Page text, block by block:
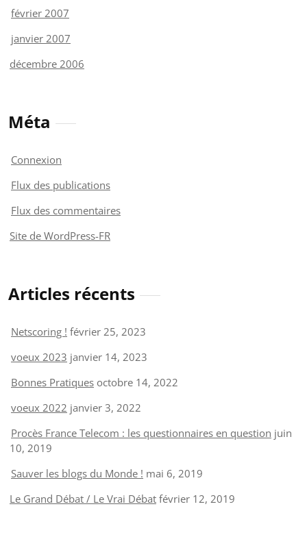
février 2007
janvier 2007
décembre 2006
Méta
Connexion
Flux des publications
Flux des commentaires
Site de WordPress-FR
Articles récents
Netscoring ! février 25, 2023
voeux 2023 janvier 14, 2023
Bonnes Pratiques octobre 14, 2022
voeux 2022 janvier 3, 2022
Procès France Telecom : les questionnaires en question juin
10, 2019
Sauver les blogs du Monde ! mai 6, 2019
Le Grand Débat / Le Vrai Débat février 12, 2019